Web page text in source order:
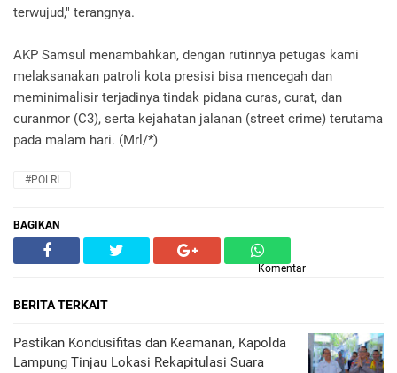
terwujud," terangnya.
AKP Samsul menambahkan, dengan rutinnya petugas kami
melaksanakan patroli kota presisi bisa mencegah dan
meminimalisir terjadinya tindak pidana curas, curat, dan
curanmor (C3), serta kejahatan jalanan (street crime) terutama
pada malam hari. (Mrl/*)
#POLRI
BAGIKAN
Komentar
BERITA TERKAIT
Pastikan Kondusifitas dan Keamanan, Kapolda
Lampung Tinjau Lokasi Rekapitulasi Suara